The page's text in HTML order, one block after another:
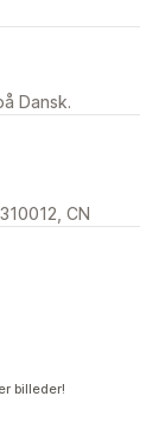
Dansk.
CN
billeder!